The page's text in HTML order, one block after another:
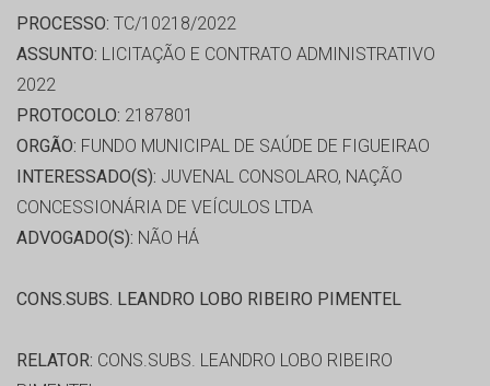
PROCESSO: TC/10218/2022
ASSUNTO: LICITAÇÃO E CONTRATO ADMINISTRATIVO
2022
PROTOCOLO: 2187801
ORGÃO: FUNDO MUNICIPAL DE SAÚDE DE FIGUEIRAO
INTERESSADO(S): JUVENAL CONSOLARO, NAÇÃO
CONCESSIONÁRIA DE VEÍCULOS LTDA
ADVOGADO(S): NÃO HÁ
CONS.SUBS. LEANDRO LOBO RIBEIRO PIMENTEL
RELATOR: CONS.SUBS. LEANDRO LOBO RIBEIRO